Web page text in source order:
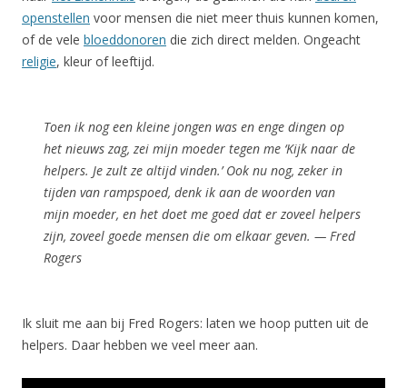
openstellen voor mensen die niet meer thuis kunnen komen,
of de vele bloeddonoren die zich direct melden. Ongeacht
religie, kleur of leeftijd.
Toen ik nog een kleine jongen was en enge dingen op
het nieuws zag, zei mijn moeder tegen me ‘Kijk naar de
helpers. Je zult ze altijd vinden.’ Ook nu nog, zeker in
tijden van rampspoed, denk ik aan de woorden van
mijn moeder, en het doet me goed dat er zoveel helpers
zijn, zoveel goede mensen die om elkaar geven. — Fred
Rogers
Ik sluit me aan bij Fred Rogers: laten we hoop putten uit de
helpers. Daar hebben we veel meer aan.